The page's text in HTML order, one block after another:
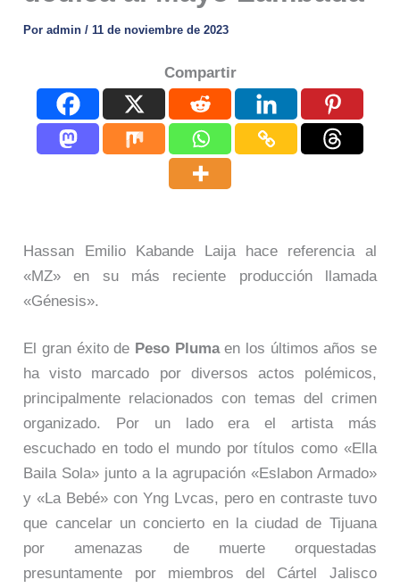
Poradmin/ 11 de noviembre de 2023
Compartir
Hassan Emilio Kabande Laija hace referencia al
«MZ» en su más reciente producción llamada
«Génesis».
El gran éxito de Peso Plumaen los últimos años se
ha visto marcado por diversos actos polémicos,
principalmente relacionados con temas del crimen
organizado. Por un lado era el artista más
escuchado en todo el mundo por títulos como «Ella
Baila Sola» junto a la agrupación «Eslabon Armado»
y «La Bebé» con Yng Lvcas, pero en contraste tuvo
que cancelar un concierto en la ciudad de Tijuana
por amenazas de muerte orquestadas
presuntamente por miembros del Cártel Jalisco